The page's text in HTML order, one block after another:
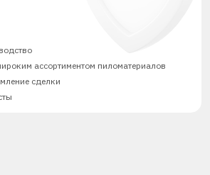
ассортиментом пиломатериалов
сделки